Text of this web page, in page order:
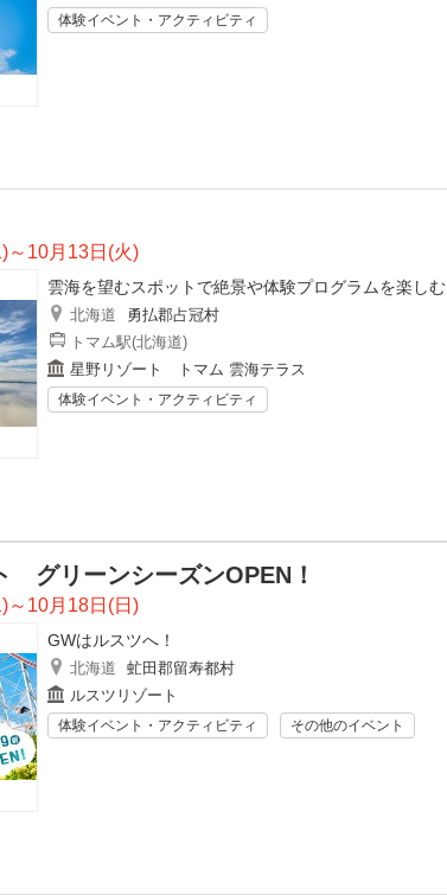
体験イベント・アクティビティ
～10月13日(火)
雲海を望むスポットで絶景や体験プログラムを楽しむ
北海道
勇払郡占冠村
トマム駅(北海道)
星野リゾート トマム 雲海テラス
体験イベント・アクティビティ
グリーンシーズンOPEN！
～10月18日(日)
GWはルスツへ！
北海道
虻田郡留寿都村
ルスツリゾート
体験イベント・アクティビティ その他のイベント